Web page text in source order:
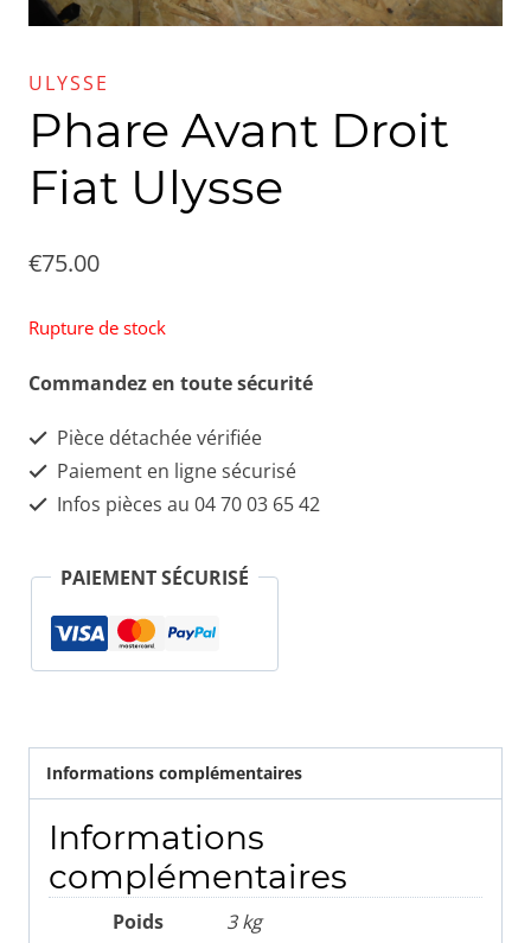
ULYSSE
Phare Avant Droit
Fiat Ulysse
€75.00
Rupture de stock
Commandez en toute sécurité
Pièce détachée vérifiée
Paiement en ligne sécurisé
Infos pièces au 04 70 03 65 42
PAIEMENT SÉCURISÉ
Informations complémentaires
Informations
complémentaires
Poids 3 kg